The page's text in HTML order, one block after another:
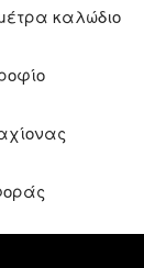
καλώδιο